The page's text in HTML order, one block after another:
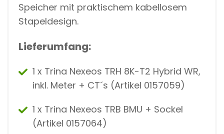
Speicher mit praktischem kabellosem
Stapeldesign.
Lieferumfang:
1 x Trina Nexeos TRH 8K-T2 Hybrid WR,
inkl. Meter + CT´s (Artikel 0157059)
1 x Trina Nexeos TRB BMU + Sockel
(Artikel 0157064)